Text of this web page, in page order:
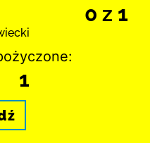
0 z 1
1